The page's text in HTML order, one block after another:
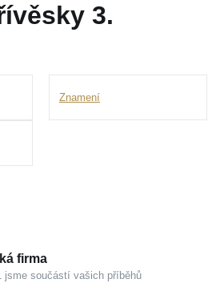
3.
Znamení
firma
jsme součástí vašich příběhů